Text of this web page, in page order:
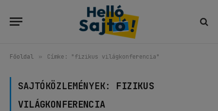
Főoldal » Címke: "fizikus világkonferencia"
SAJTÓKÖZLEMÉNYEK: FIZIKUS
VILÁGKONFERENCIA